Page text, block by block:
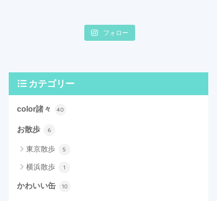
フォロー
カテゴリー
color諸々 40
お散歩 6
東京散歩 5
横浜散歩 1
かわいい缶 10